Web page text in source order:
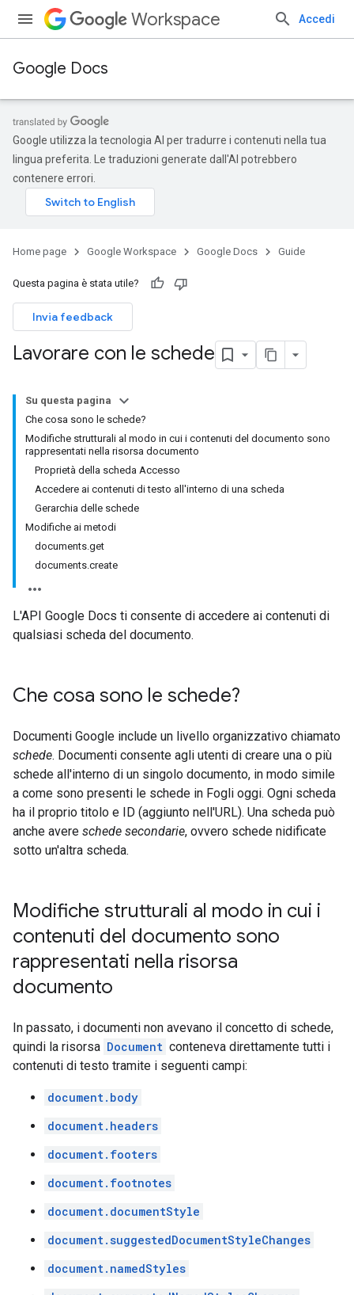
Workspace Accedi
Google Docs
Google utilizza la tecnologia AI per tradurre i contenuti nella tua
lingua preferita. Le traduzioni generate dall'AI potrebbero
contenere errori.
Home page Google Workspace Google Docs Guide
Questa pagina è stata utile?
Invia feedback
Lavorare con le schede
Su questa pagina
Che cosa sono le schede?
Modifiche strutturali al modo in cui i contenuti del documento sono
rappresentati nella risorsa documento
Proprietà della scheda Accesso
Accedere ai contenuti di testo all'interno di una scheda
Gerarchia delle schede
Modifiche ai metodi
documents.get
documents.create
L'API Google Docs ti consente di accedere ai contenuti di
qualsiasi scheda del documento.
Che cosa sono le schede?
Documenti Google include un livello organizzativo chiamato
schede. Documenti consente agli utenti di creare una o più
schede all'interno di un singolo documento, in modo simile
a come sono presenti le schede in Fogli oggi. Ogni scheda
ha il proprio titolo e ID (aggiunto nell'URL). Una scheda può
anche avere schede secondarie, ovvero schede nidificate
sotto un'altra scheda.
Modifiche strutturali al modo in cui i
contenuti del documento sono
rappresentati nella risorsa
documento
In passato, i documenti non avevano il concetto di schede,
quindi la risorsa Document conteneva direttamente tutti i
contenuti di testo tramite i seguenti campi:
document.body
document.headers
document.footers
document.footnotes
document.documentStyle
document.suggestedDocumentStyleChanges
document.namedStyles